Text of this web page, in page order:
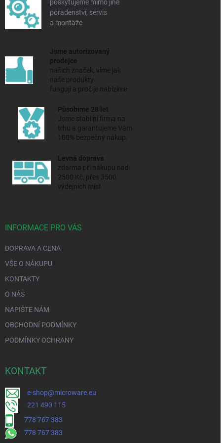
poskytujeme mimo jiné
poradenství, servis
a montáže
Jsme autorizovaný
prodejce
našich značek, víme jak
naše produkty
fungují a proč je nabízíme
Působíme 28 let
Jsme stabilní firma na
trhu a garantujeme Vám
100% bezpečný nákup.
Levná doprava
zdarma při nákupu nad
2500 Kč, přes 3500
výdejních míst
INFORMACE PRO VÁS
DOPRAVA A CENA
VŠE O NÁKUPU
KONTAKTY
O NÁS
NAPIŠTE NÁM
OBCHODNÍ PODMÍNKY
PODMÍNKY OCHRANY
KONTAKT
e-shop@microware.eu
221 490 115
778 767 383
778 767 383